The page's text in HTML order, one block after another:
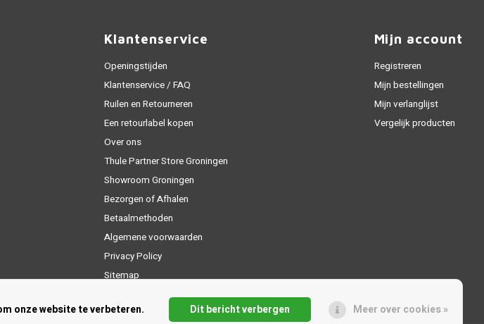
Klantenservice
Openingstijden
Klantenservice / FAQ
Ruilen en Retourneren
Een retourlabel kopen
Over ons
Thule Partner Store Groningen
Showroom Groningen
Bezorgen of Afhalen
Betaalmethoden
Algemene voorwaarden
Privacy Policy
Sitemap
Mijn account
Registreren
Mijn bestellingen
Mijn verlanglijst
Vergelijk producten
onze website te verbeteren. Dit bericht verbergen Meer over cookies »